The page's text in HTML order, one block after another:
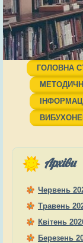
ГОЛОВНА
Архіви
Червень
Травень
Квітень
Березень